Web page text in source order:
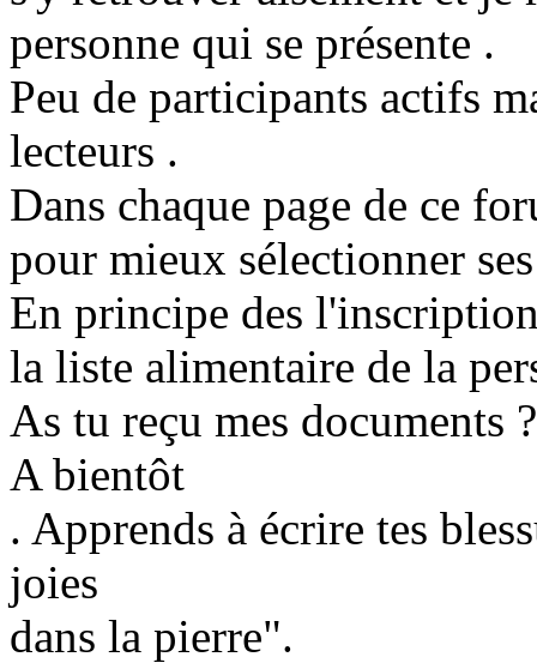
personne qui se présente .
Peu de participants actifs
lecteurs .
Dans chaque page de ce
pour mieux sélectionner
En principe des
la liste alimentaire de la
As tu reçu mes documents ?
A bientôt
. Apprends à écrire tes
joies
dans la pierre".